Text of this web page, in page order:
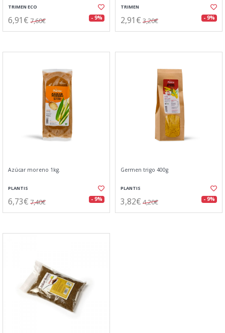
TRIMEN ECO
6,91€ 7,60€ - 9%
TRIMEN
2,91€ 3,20€ - 9%
Azúcar moreno 1kg.
PLANTIS
6,73€ 7,40€ - 9%
Germen trigo 400g
PLANTIS
3,82€ 4,20€ - 9%